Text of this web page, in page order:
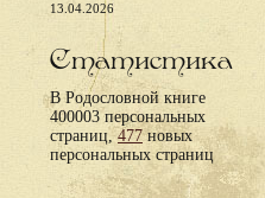
13.04.2026
Статистика
В Родословной книге
400003 персональных
страниц,477новых
персональных страниц